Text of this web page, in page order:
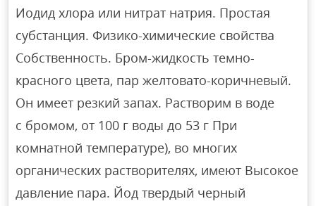
Иодид хлора или нитрат натрия. Простая
субстанция. Физико-химические свойства
Собственность. Бром-жидкость темно-
красного цвета, пар желтовато-коричневый.
Он имеет резкий запах. Растворим в воде
с бромом, от 100 г воды до 53 г При
комнатной температуре), во многих
органических растворителях, имеют Высокое
давление пара. Йод твердый черный